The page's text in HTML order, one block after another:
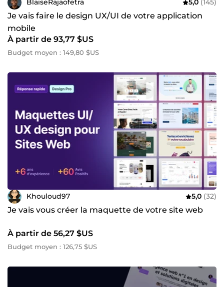
BlaiseRajaofetra 5,0 (145)
Je vais faire le design UX/UI de votre application
mobile
À partir de 93,77 $US
Budget moyen : 149,80 $US
Khouloud97 5,0 (32)
Je vais vous créer la maquette de votre site web
À partir de 56,27 $US
Budget moyen : 126,75 $US